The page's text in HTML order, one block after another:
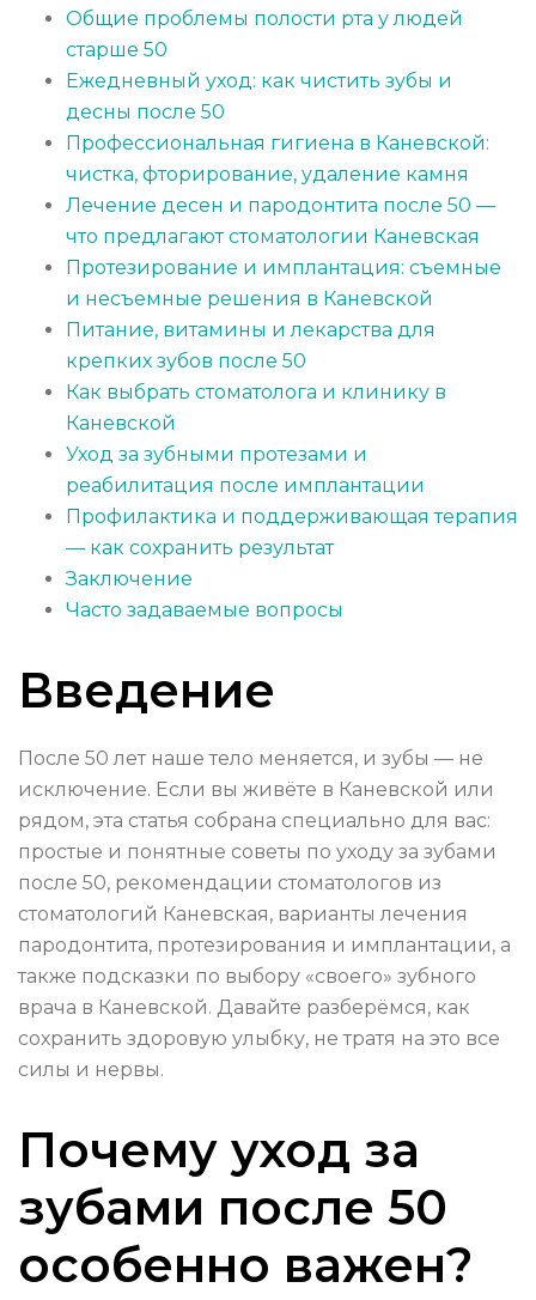
Общие проблемы полости рта у людей
старше 50
Ежедневный уход: как чистить зубы и
десны после 50
Профессиональная гигиена в Каневской:
чистка, фторирование, удаление камня
Лечение десен и пародонтита после 50 —
что предлагают стоматологии Каневская
Протезирование и имплантация: съемные
и несъемные решения в Каневской
Питание, витамины и лекарства для
крепких зубов после 50
Как выбрать стоматолога и клинику в
Каневской
Уход за зубными протезами и
реабилитация после имплантации
Профилактика и поддерживающая терапия
— как сохранить результат
Заключение
Часто задаваемые вопросы
Введение
После 50 лет наше тело меняется, и зубы — не
исключение. Если вы живёте в Каневской или
рядом, эта статья собрана специально для вас:
простые и понятные советы по уходу за зубами
после 50, рекомендации стоматологов из
стоматологий Каневская, варианты лечения
пародонтита, протезирования и имплантации, а
также подсказки по выбору «своего» зубного
врача в Каневской. Давайте разберёмся, как
сохранить здоровую улыбку, не тратя на это все
силы и нервы.
Почему уход за
зубами после 50
особенно важен?